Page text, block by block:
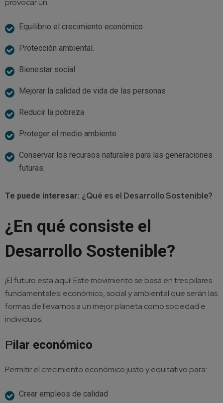
provocar un:
Equilibrio el crecimiento económico
Protección ambiental.
Bienestar social
Mejorar la calidad de vida de las personas
Reducir la pobreza
Proteger el medio ambiente
Conservar los recursos naturales para las generaciones
futuras.
Te puede interesar: ¿Qué es el Desarrollo Sostenible?
¿En qué consiste el
Desarrollo Sostenible?
¡El futuro esta aquí! Este movimiento se basa en tres pilares
fundamentales: económico, social y ambiental que serán las
formas de llevarnos a un mejor planeta como sociedad e
individuos.
Pilar económico
Permitir el crecimiento económico justo y equitativo para:
Crear empleos de calidad